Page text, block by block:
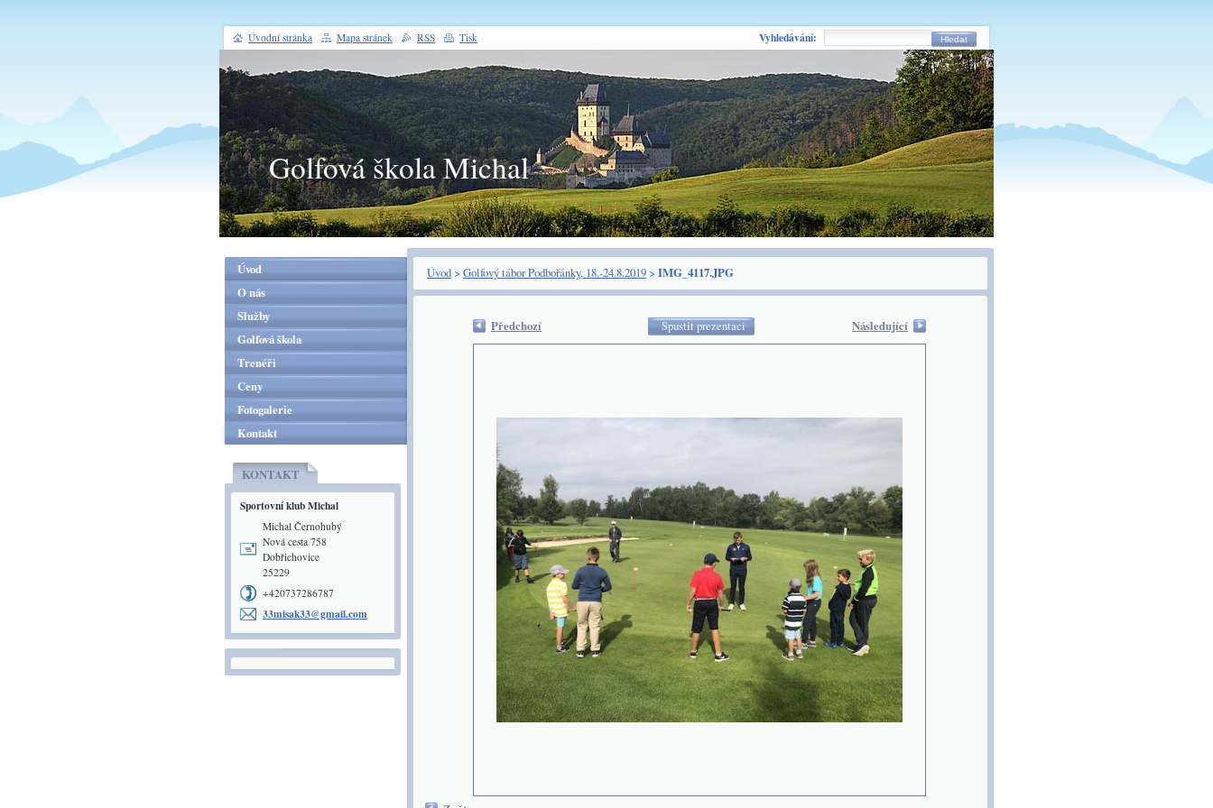
Golfová škola Michal
Úvod> Golfový tábor Podbořánky, 18.-24.8.2019> IMG_4117.JPG
Předchozí Spustit prezentaci Následující
Úvod
O nás
Služby
Golfová škola
Trenéři
Ceny
Fotogalerie
Kontakt
KONTAKT
Sportovní klub Michal
Michal Černohubý
Nová cesta 758
Dobřichovice
25229
+420737286787
33misak33@gmail.com
Úvodní stránka Mapa stránek RSS Tisk Vyhledávání: Hledat